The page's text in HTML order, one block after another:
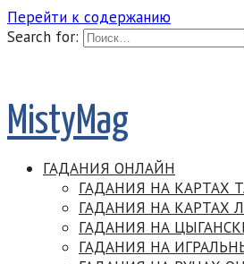
Перейти к содержанию
Search for:
MistyMag
ГАДАНИЯ ОНЛАЙН
ГАДАНИЯ НА КАРТАХ
ГАДАНИЯ НА КАРТАХ
ГАДАНИЯ НА
ГАДАНИЯ НА